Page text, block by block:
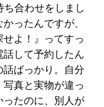
合わせをしまし
ったんですが、
よ！』ってすっ
して予約したん
ばっかり。自分
真と実物が違っ
たのに、別人が